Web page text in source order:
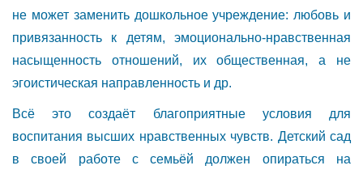
не может заменить дошкольное учреждение: любовь и
привязанность к детям, эмоционально-нравственная
насыщенность отношений, их общественная, а не
эгоистическая направленность и др.
Всё это создаёт благоприятные условия для
воспитания высших нравственных чувств. Детский сад
в своей работе с семьёй должен опираться на